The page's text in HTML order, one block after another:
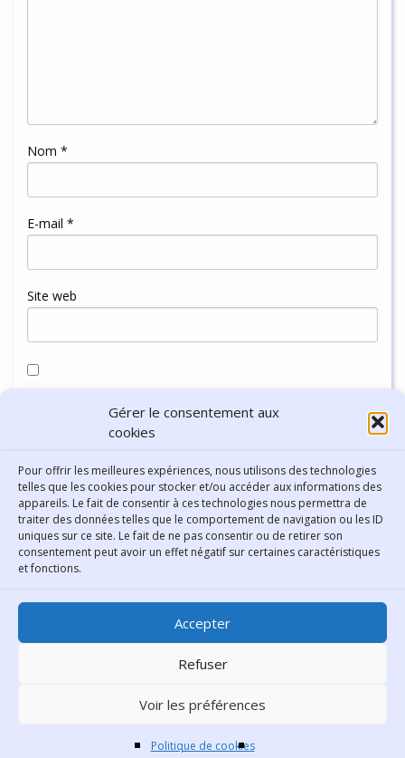
Gérer le consentement aux
cookies
Pour offrir les meilleures expériences, nous utilisons des technologies
telles que les cookies pour stocker et/ou accéder aux informations des
appareils. Le fait de consentir à ces technologies nous permettra de
traiter des données telles que le comportement de navigation ou les ID
uniques sur ce site. Le fait de ne pas consentir ou de retirer son
consentement peut avoir un effet négatif sur certaines caractéristiques
et fonctions.
Accepter
Refuser
Voir les préférences
Politique de cookies
Nom *
E-mail *
Site web
navigateur pour mon prochain commentaire.
Bibliothèque municipale de
Lyon
30 Boulevard Vivier-Merle
Contacter le comité éditorial